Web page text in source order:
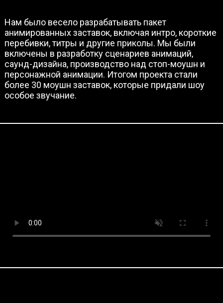
Нам было весело разрабатывать пакет
анимированных заставок, включая интро, короткие
перебивки, титры и другие приколы. Мы были
включены в разработку сценариев анимаций,
саунд-дизайна, производство над стоп-моушн и
персонажной анимации. Итогом проекта стали
более 30 моушн заставок, которые придали шоу
особое звучание.